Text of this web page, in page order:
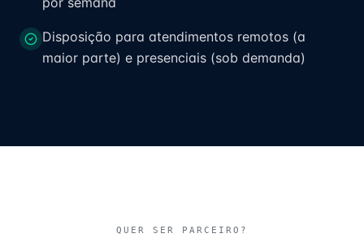
Disposição para atendimentos remotos (a
maior parte) e presenciais (sob demanda)
QUER SER PARCEIRO?